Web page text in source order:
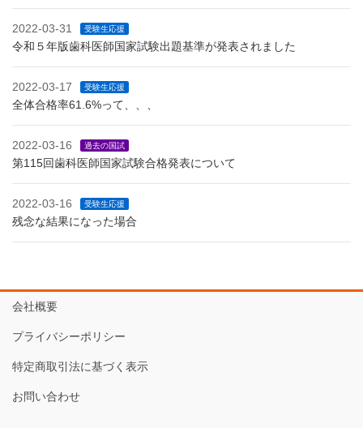
2022-03-31 受験生応援
令和５年版歯科医師国家試験出題基準が発表されました
2022-03-17 受験生応援
全体合格率61.6%って、、、
2022-03-16 過去の国試
第115回歯科医師国家試験合格発表について
2022-03-16 受験生応援
残念な結果になった場合
会社概要
プライバシーポリシー
特定商取引法に基づく表示
お問い合わせ